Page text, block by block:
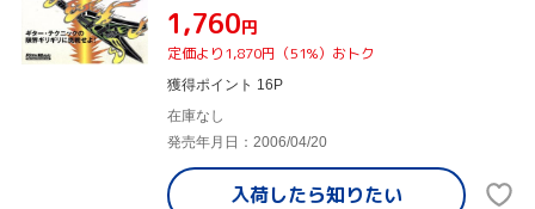
¥1,760円
定価より1,870円（51%）おトク
獲得ポイント 16P
在庫なし
発売年月日：2006/04/20
入荷したら知りたい